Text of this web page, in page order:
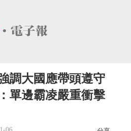
調大國應帶頭遵守
單邊霸凌嚴重衝擊